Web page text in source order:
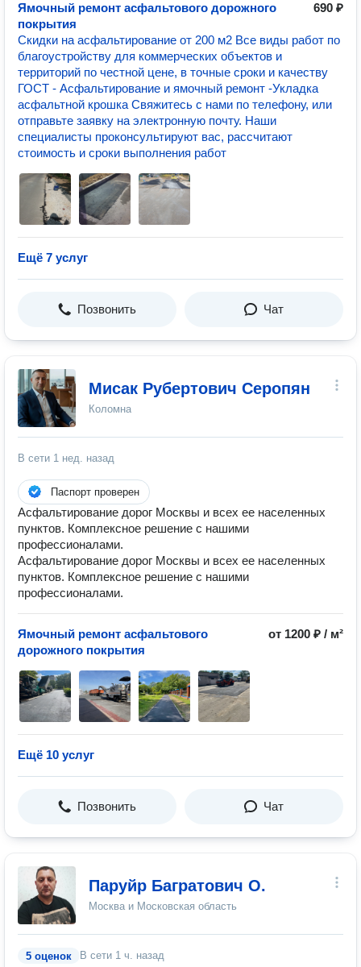
Ямочный ремонт асфальтового дорожного
покрытия
690 ₽
Скидки на асфальтирование от 200 м2 Все виды работ по
благоустройству для коммерческих объектов и
территорий по честной цене, в точные сроки и качеству
ГОСТ - Асфальтирование и ямочный ремонт -Укладка
асфальтной крошка Свяжитесь с нами по телефону, или
отправьте заявку на электронную почту. Наши
специалисты проконсультируют вас, рассчитают
стоимость и сроки выполнения работ
Ещё 7 услуг
Позвонить Чат
Мисак Рубертович Серопян
Коломна
В сети 1 нед. назад
Паспорт проверен
Асфальтирование дорог Москвы и всех ее населенных
пунктов. Комплексное решение с нашими
профессионалами.
Асфальтирование дорог Москвы и всех ее населенных
пунктов. Комплексное решение с нашими
профессионалами.
Ямочный ремонт асфальтового
дорожного покрытия
от 1200 ₽ / м²
Ещё 10 услуг
Позвонить Чат
Паруйр Багратович О.
Москва и Московская область
5 оценок В сети 1 ч. назад